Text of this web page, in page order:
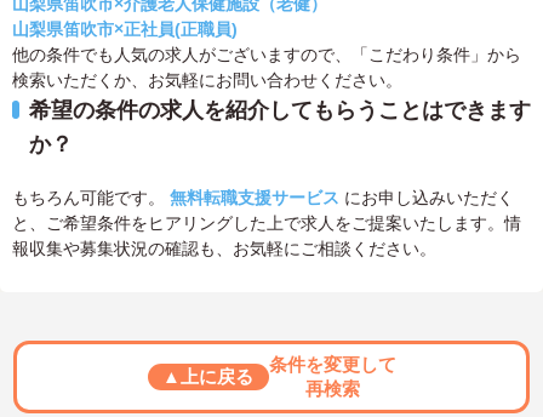
山梨県笛吹市×正社員(正職員)
他の条件でも人気の求人がございますので、「こだわり条件」から
検索いただくか、お気軽にお問い合わせください。
希望の条件の求人を紹介してもらうことはできます
か？
もちろん可能です。 無料転職支援サービス にお申し込みいただく
と、ご希望条件をヒアリングした上で求人をご提案いたします。情
報収集や募集状況の確認も、お気軽にご相談ください。
▲上に戻る
条件を変更して
再検索